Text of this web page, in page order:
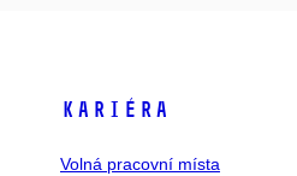
Kariéra
Volná pracovní místa